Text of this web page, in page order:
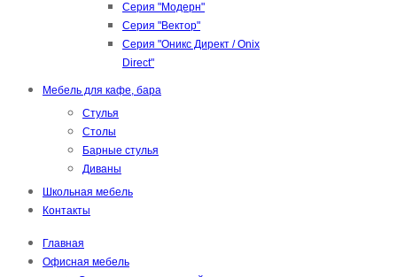
Серия "Модерн"
Серия "Вектор"
Серия "Оникс Директ / Onix
Direct"
Мебель для кафе, бара
Стулья
Столы
Барные стулья
Диваны
Школьная мебель
Контакты
Главная
Офисная мебель